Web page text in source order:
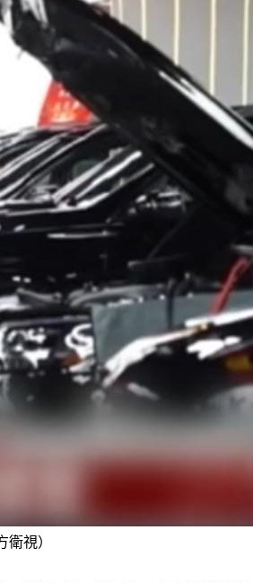
視）